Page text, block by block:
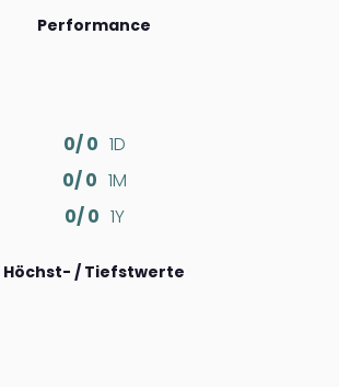
Performance
0/ 0 1D
0/ 0 1M
0/ 0 1Y
Höchst- / Tiefstwerte